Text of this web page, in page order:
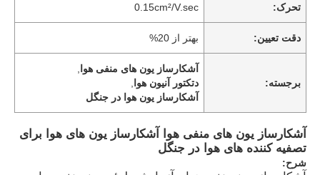
تحرک: 0.15cm²/V.sec
دقت تعیین: بهتر از 20%
برجسته:
آشکارساز یون های منفی هوا
دتکتور آنیون هوا
آشکارساز یون هوا در جنگل
آشکارساز یون های منفی هوا آشکارساز یون های هوا برای
تصفیه کننده های هوا در جنگل
شرح: